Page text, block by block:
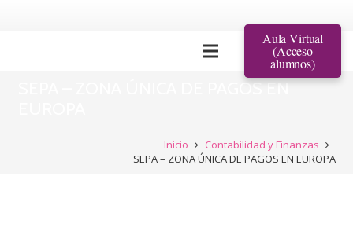
Aula Virtual
(Acceso
alumnos)
SEPA – ZONA ÚNICA DE PAGOS EN
Inicio
Contabilidad y Finanzas
SEPA – ZONA ÚNICA DE PAGOS EN EUROPA